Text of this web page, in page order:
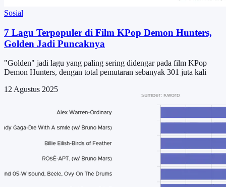
Sosial
7 Lagu Terpopuler di Film KPop Demon Hunters,
Golden Jadi Puncaknya
"Golden" jadi lagu yang paling sering didengar pada film KPop
Demon Hunters, dengan total pemutaran sebanyak 301 juta kali
12 Agustus 2025